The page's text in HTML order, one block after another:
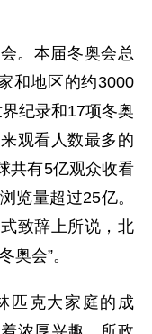
。本届冬奥会总
和地区的约3000
纪录和17项冬奥
观看人数最多的
共有5亿观众收看
览量超过25亿。
致辞上所说，北
奥会”。
匹克大家庭的成